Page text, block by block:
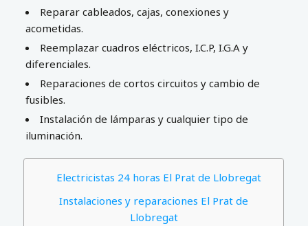
Reparar cableados, cajas, conexiones y
acometidas.
Reemplazar cuadros eléctricos, I.C.P, I.G.A y
diferenciales.
Reparaciones de cortos circuitos y cambio de
fusibles.
Instalación de lámparas y cualquier tipo de
iluminación.
Electricistas 24 horas El Prat de Llobregat
Instalaciones y reparaciones El Prat de
Llobregat